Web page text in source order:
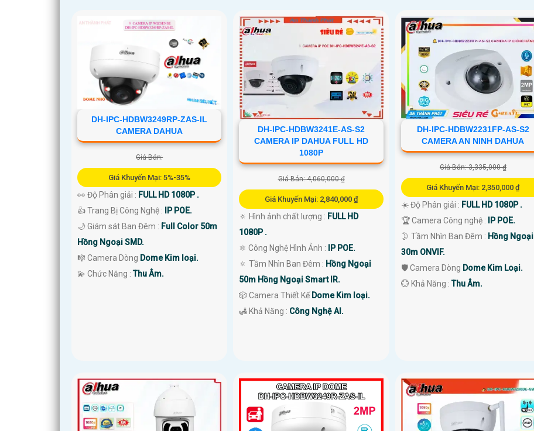
DH-IPC-HDBW3249RP-ZAS-IL
CAMERA DAHUA
Giá Bán:
Giá Khuyến Mại: 5%-35%
👀 Độ Phân giải : FULL HD 1080P .
👍 Trang Bị Công Nghệ :
IP POE.
🌙 Giám sát Ban Đêm : Full Color 50m
Hồng Ngoại SMD.
🎼️ Camera Dòng Dome Kim loại.
️💫 Chức Năng :Thu Âm.
DH-IPC-HDBW3241E-AS-S2
CAMERA IP DAHUA FULL HD
1080P
Giá Bán: 4,060,000 ₫
Giá Khuyến Mại: 2,840,000 ₫
🔅 Hình ảnh chất lượng : FULL HD
1080P .
⚛️ Công Nghệ Hình Ảnh :
IP POE.
🔅 Tầm Nhìn Ban Đêm : Hồng Ngoại
50m Hồng Ngoại Smart IR.
🎲 Camera Thiết Kế Dome Kim loại.
️🛃 Khả Năng : Công Nghệ AI.
DH-IPC-HDBW2231FP-AS-S2
CAMERA AN NINH DAHUA
Giá Bán: 3,335,000 ₫
Giá Khuyến Mại: 2,350,000 ₫
☀️ Độ Phân giải : FULL HD 1080P .
🏆 Camera Công nghệ :
IP POE.
🌛 Tầm Nhìn Ban Đêm : Hồng Ngoại
30m ONVIF.
🛡 Camera Dòng Dome Kim Loại.
️💮 Khả Năng :Thu Âm.